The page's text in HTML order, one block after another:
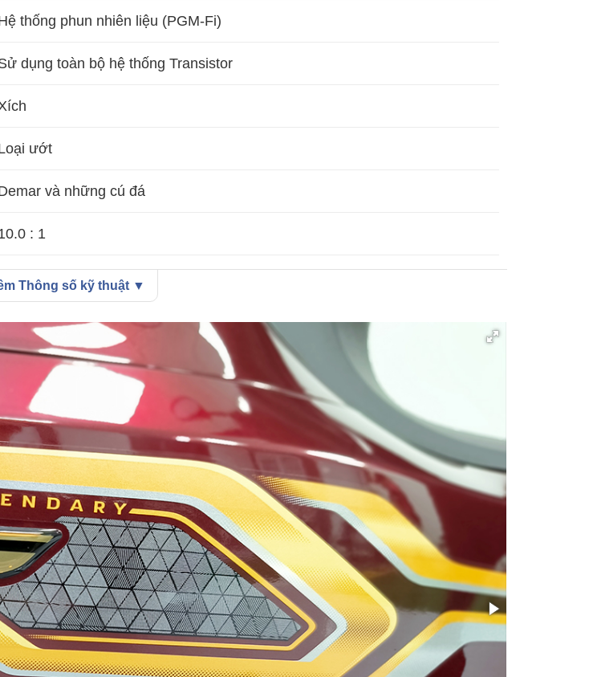
thước cơ bản như những phiên bản trước đây vẫn có những điểm nhấn đặc
hút hơn.
dòng chữ "Dream" chạy dọc hai bên thân xe tạo nên sự cá tính và mạnh mã
thống phun nhiên liệu (PGM-Fi)
dụng toàn bộ hệ thống Transistor
ướt
và những cú đá
: 1
697 x 1.868 x 1.051 mm
mm
98 kg (Lề đường)
134mm
lít
゜ 25'/ 71mm
lưng (Thép)
60 / 100-17M / C 33P [Xuyên tâm / Ruột]
70 / 100-17M / C 40P [Bán kính / Ruột]
Thông số kỹ thuật ▼